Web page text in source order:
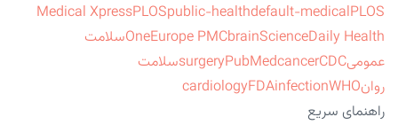
Medical XpressPLOSpublic-healthdefault-medicalPLOS
OneEurope PMCbrainScienceDaily Health
سلامت
عمومی
surgeryPubMedcancerCDC
سلامت
روان
cardiologyFDAinfectionWHO
راهنمای سریع